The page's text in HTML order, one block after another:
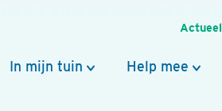
Actueel
In mijn tuin Help mee